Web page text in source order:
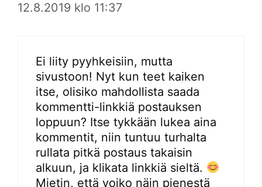
12.8.2019 klo 11:37
Ei liity pyyhkeisiin, mutta
sivustoon! Nyt kun teet kaiken
itse, olisiko mahdollista saada
kommentti-linkkiä postauksen
loppuun? Itse tykkään lukea aina
kommentit, niin tuntuu turhalta
rullata pitkä postaus takaisin
alkuun, ja klikata linkkiä sieltä.
Mietin, että voiko näin pienestä